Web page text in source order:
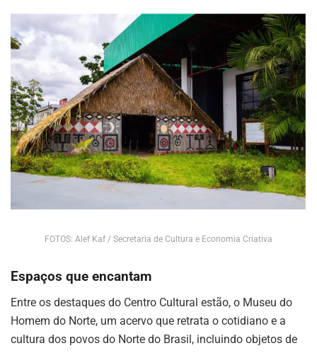
FOTOS: Alef Kaf / Secretaria de Cultura e Economia Criativa
Espaços que encantam
Entre os destaques do Centro Cultural estão, o Museu do
Homem do Norte, um acervo que retrata o cotidiano e a
cultura dos povos do Norte do Brasil, incluindo objetos de